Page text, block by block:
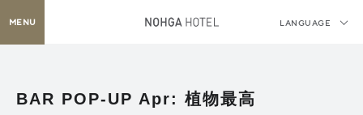
LANGUAGE
MENU
BAR POP-UP Apr: 植物最高